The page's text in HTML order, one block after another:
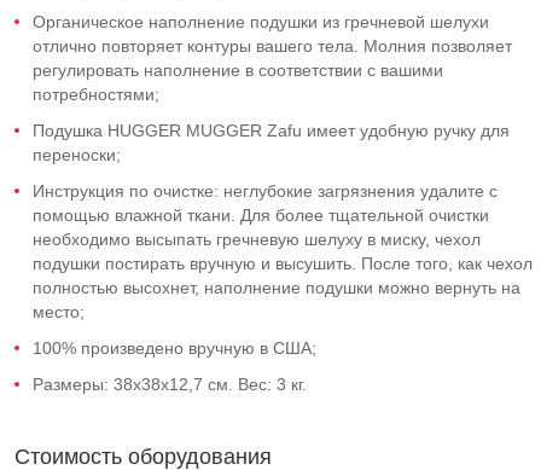
Органическое наполнение подушки из гречневой шелухи
отлично повторяет контуры вашего тела. Молния позволяет
регулировать наполнение в соответствии с вашими
потребностями;
Подушка HUGGER MUGGER Zafu имеет удобную ручку для
переноски;
Инструкция по очистке: неглубокие загрязнения удалите с
помощью влажной ткани. Для более тщательной очистки
необходимо высыпать гречневую шелуху в миску, чехол
подушки постирать вручную и высушить. После того, как чехол
полностью высохнет, наполнение подушки можно вернуть на
место;
100% произведено вручную в США;
Размеры: 38х38х12,7 см. Вес: 3 кг.
Стоимость оборудования